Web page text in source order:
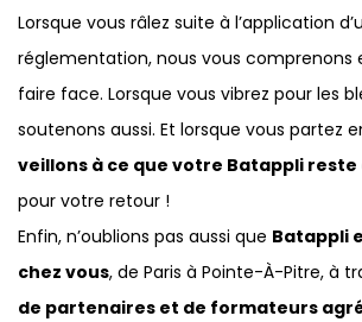
Lorsque vous râlez suite à l’application
réglementation, nous vous comprenons
faire face. Lorsque vous vibrez pour les
soutenons aussi. Et lorsque vous partez
veillons à ce que votre Batappli
pour votre retour !
Enfin, n’oublions pas aussi que Batappli
chez vous, de Paris à Pointe-À-Pitre, à
de partenaires et de formateurs